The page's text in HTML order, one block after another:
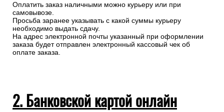
Оплатить заказ наличными можно курьеру или при
самовывозе.
Просьба заранее указывать с какой суммы курьеру
необходимо выдать сдачу.
На адрес электронной почты указанный при оформлении
заказа будет отправлен электронный кассовый чек об
оплате заказа.
2. Банковской картой онлайн